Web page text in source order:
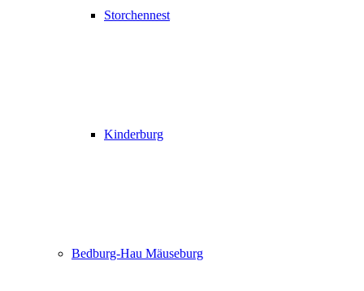
Storchennest
Kinderburg
Bedburg-Hau Mäuseburg